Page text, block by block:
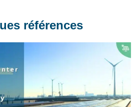
références